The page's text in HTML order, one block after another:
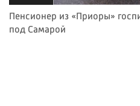
Пенсионер из «Приоры»
под Самарой